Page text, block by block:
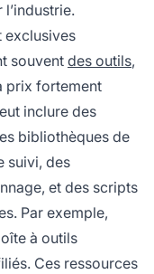
exclusives
souvent des outils,
prix fortement
inclure des
bibliothèques de
suivi, des
et des scripts
Par exemple,
à outils
Ces ressources